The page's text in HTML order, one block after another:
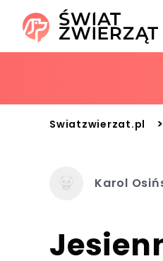
Swiatzwierzat.pl >
Karol